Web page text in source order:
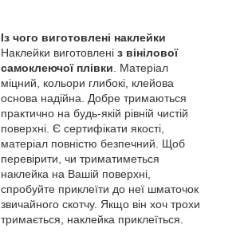
Із чого виготовлені наклейки
Наклейки виготовлені з вінілової
самоклеючої плівки . Матеріал
міцний, кольори глибокі, клейова
основа надійна. Добре тримаються
практично на будь-якій рівній чистій
поверхні. Є сертифікати якості,
матеріал повністю безпечний. Щоб
перевірити, чи триматиметься
наклейка на Вашій поверхні,
спробуйте приклеїти до неї шматочок
звичайного скотчу. Якщо він хоч трохи
тримається, наклейка приклеїться.